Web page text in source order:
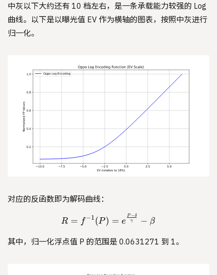
中灰以下大约还有 10 档左右，是一条承载能力较强的 Log
曲线。以下是以曝光值 EV 作为横轴的图表，按照中灰进行
归一化。
对应的反函数即为解码曲线：
R = f^{-1}(P) =
R = f−1(P) = e γ
P−δ − β
其中，归一化浮点值 P 的范围是 0.0631271 到 1。